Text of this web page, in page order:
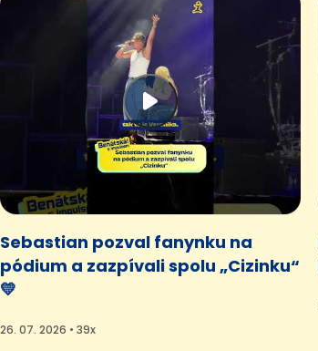
Sebastian pozval fanynku na
pódium a zazpívali spolu „Cizinku“
💛
26. 07. 2026 • 39x